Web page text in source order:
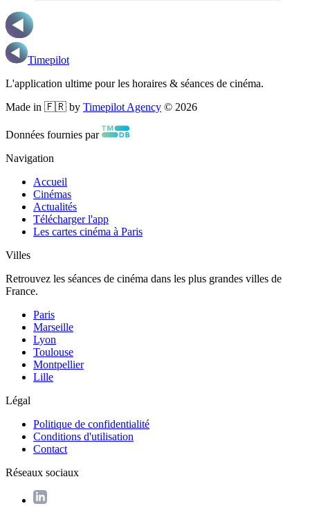
Timepilot
L'application ultime pour les horaires & séances de cinéma.
Made in 🇫🇷 by Timepilot Agency © 2026
Données fournies par
Navigation
Accueil
Cinémas
Actualités
Télécharger l'app
Les cartes cinéma à Paris
Villes
Retrouvez les séances de cinéma dans les plus grandes villes de
France.
Paris
Marseille
Lyon
Toulouse
Montpellier
Lille
Légal
Politique de confidentialité
Conditions d'utilisation
Contact
Réseaux sociaux